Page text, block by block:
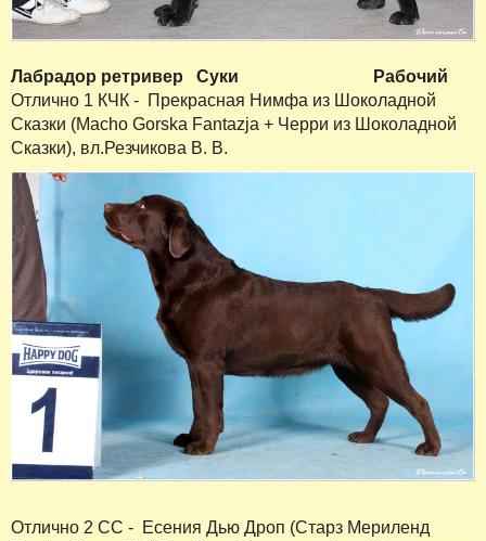
Лабрадор ретривер Суки
Рабочий
Отлично 1 КЧК - Прекрасная Нимфа из Шоколадной
Сказки (Macho Gorska Fantazja + Черри из Шоколадной
Сказки), вл.Резчикова В. В.
Отлично 2 СС - Есения Дью Дроп (Старз Мериленд